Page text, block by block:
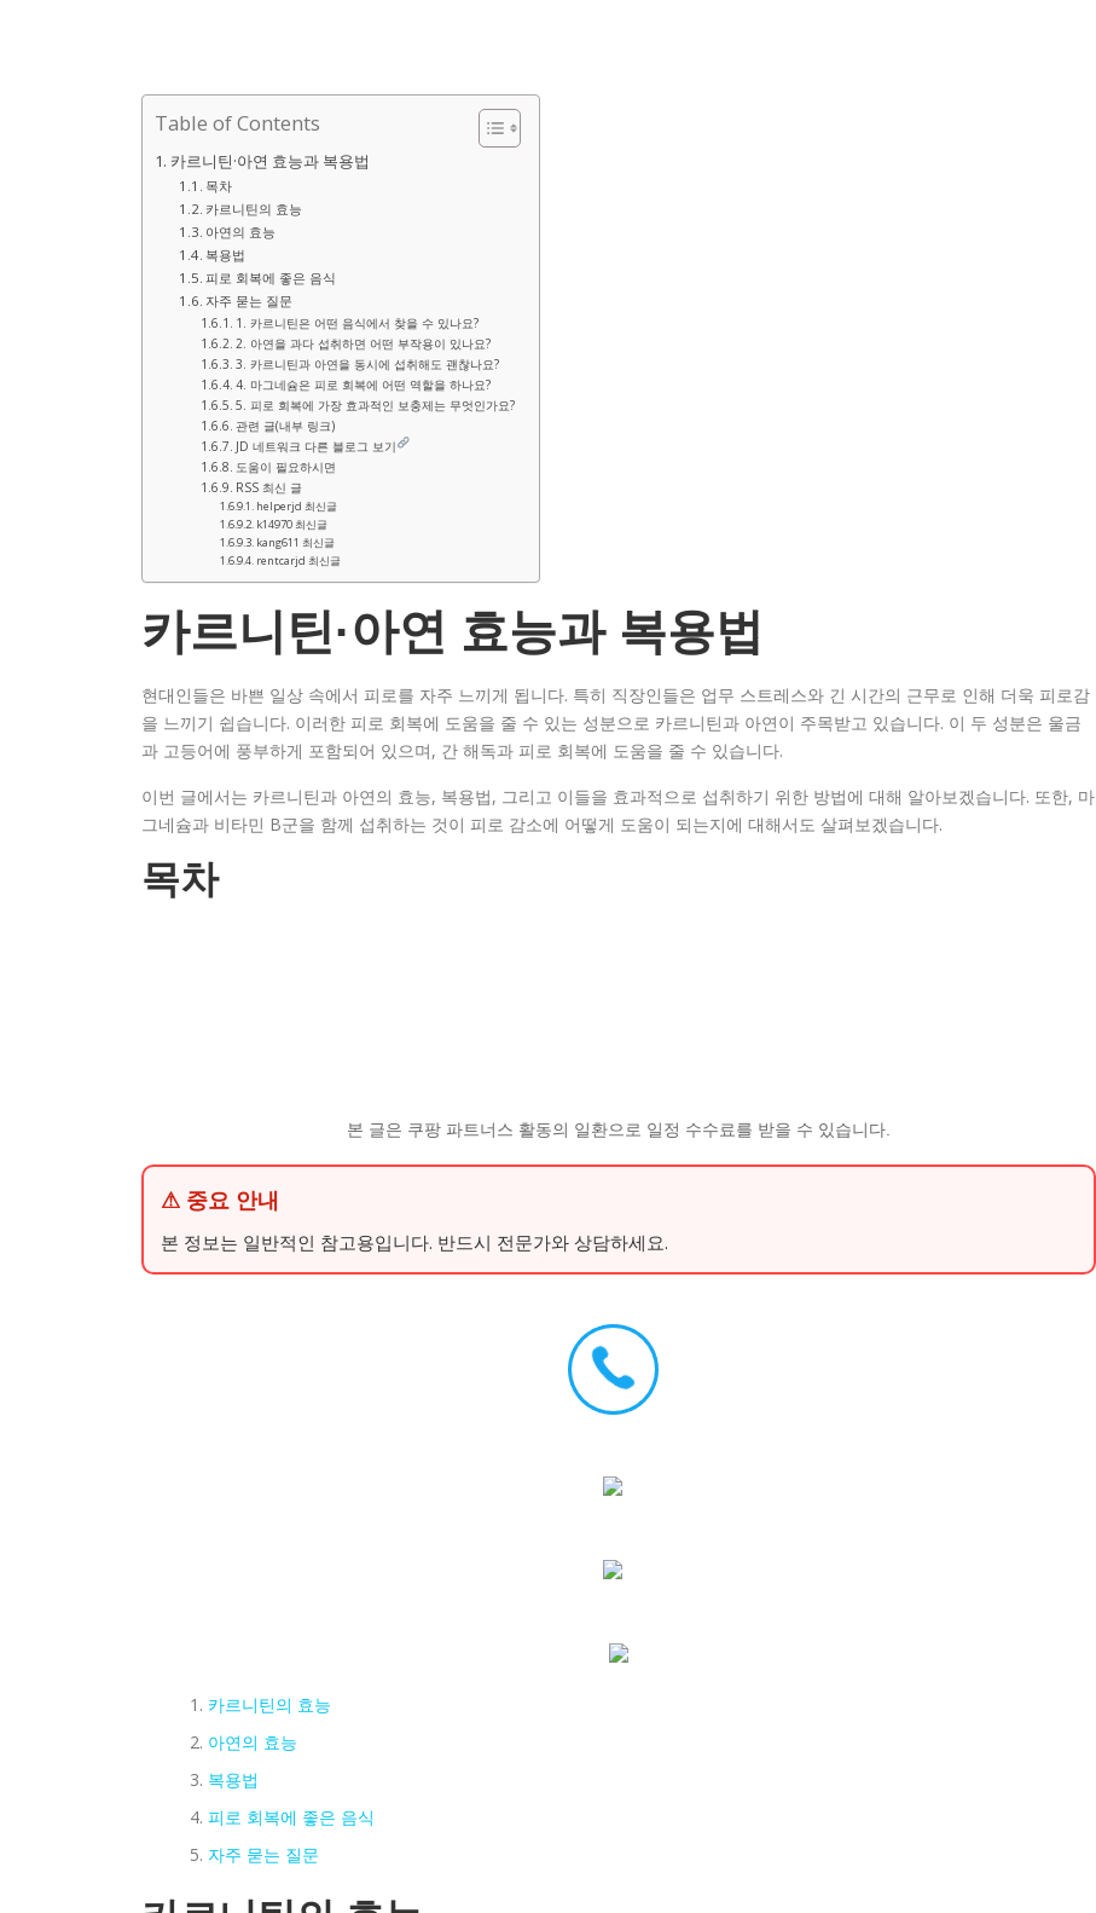
Table of Contents
카르니틴·아연 효능과 복용법
목차
카르니틴의 효능
아연의 효능
복용법
피로 회복에 좋은 음식
자주 묻는 질문
1. 카르니틴은 어떤 음식에서 찾을 수 있나요?
2. 아연을 과다 섭취하면 어떤 부작용이 있나요?
3. 카르니틴과 아연을 동시에 섭취해도 괜찮나요?
4. 마그네슘은 피로 회복에 어떤 역할을 하나요?
5. 피로 회복에 가장 효과적인 보충제는 무엇인가요?
관련 글(내부 링크)
JD 네트워크 다른 블로그 보기
도움이 필요하시면
RSS 최신 글
helperjd 최신글
k14970 최신글
kang611 최신글
rentcarjd 최신글
카르니틴·아연 효능과 복용법
현대인들은 바쁜 일상 속에서 피로를 자주 느끼게 됩니다. 특히 직장인들은 업무 스트레스와 긴 시간의 근무로 인해 더욱 피로감
을 느끼기 쉽습니다. 이러한 피로 회복에 도움을 줄 수 있는 성분으로 카르니틴과 아연이 주목받고 있습니다. 이 두 성분은 울금
과 고등어에 풍부하게 포함되어 있으며, 간 해독과 피로 회복에 도움을 줄 수 있습니다.
이번 글에서는 카르니틴과 아연의 효능, 복용법, 그리고 이들을 효과적으로 섭취하기 위한 방법에 대해 알아보겠습니다. 또한, 마
그네슘과 비타민 B군을 함께 섭취하는 것이 피로 감소에 어떻게 도움이 되는지에 대해서도 살펴보겠습니다.
목차
본 글은 쿠팡 파트너스 활동의 일환으로 일정 수수료를 받을 수 있습니다.
⚠ 중요 안내
본 정보는 일반적인 참고용입니다. 반드시 전문가와 상담하세요.
카르니틴의 효능
아연의 효능
복용법
피로 회복에 좋은 음식
자주 묻는 질문